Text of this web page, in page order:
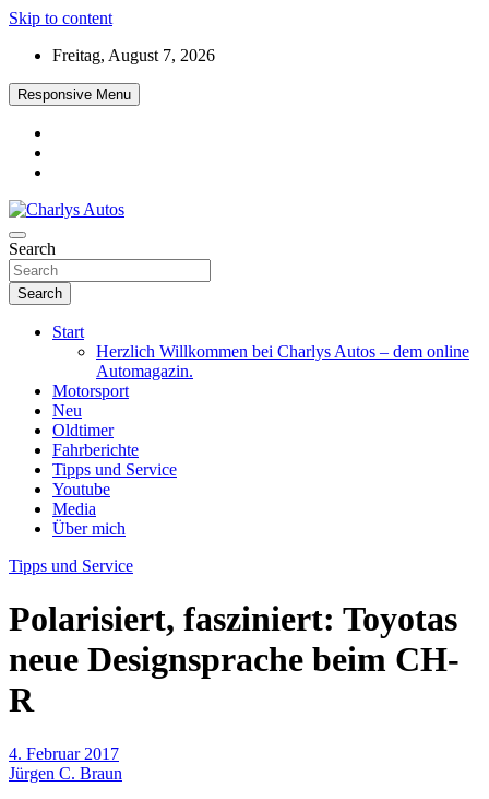
Skip to content
Freitag, August 7, 2026
Responsive Menu
Charlys Autos
Das neue Automagazin – global. regional. informativ. interaktiv
Search
Search
Start
Herzlich Willkommen bei Charlys Autos – dem online
Automagazin.
Motorsport
Neu
Oldtimer
Fahrberichte
Tipps und Service
Youtube
Media
Über mich
Tipps und Service
Polarisiert, fasziniert: Toyotas
neue Designsprache beim CH-
R
4. Februar 2017
Jürgen C. Braun